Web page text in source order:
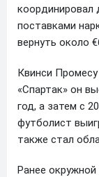
координировал
поставками
вернуть около
Квинси
«Спартак» он
год, а затем с
футболист
также стал
Ранее